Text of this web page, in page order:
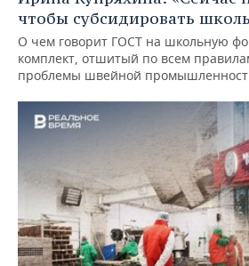
чтобы субсидировать
О чем говорит ГОСТ на школьную
комплект, отшитый по всем
проблемы швейной